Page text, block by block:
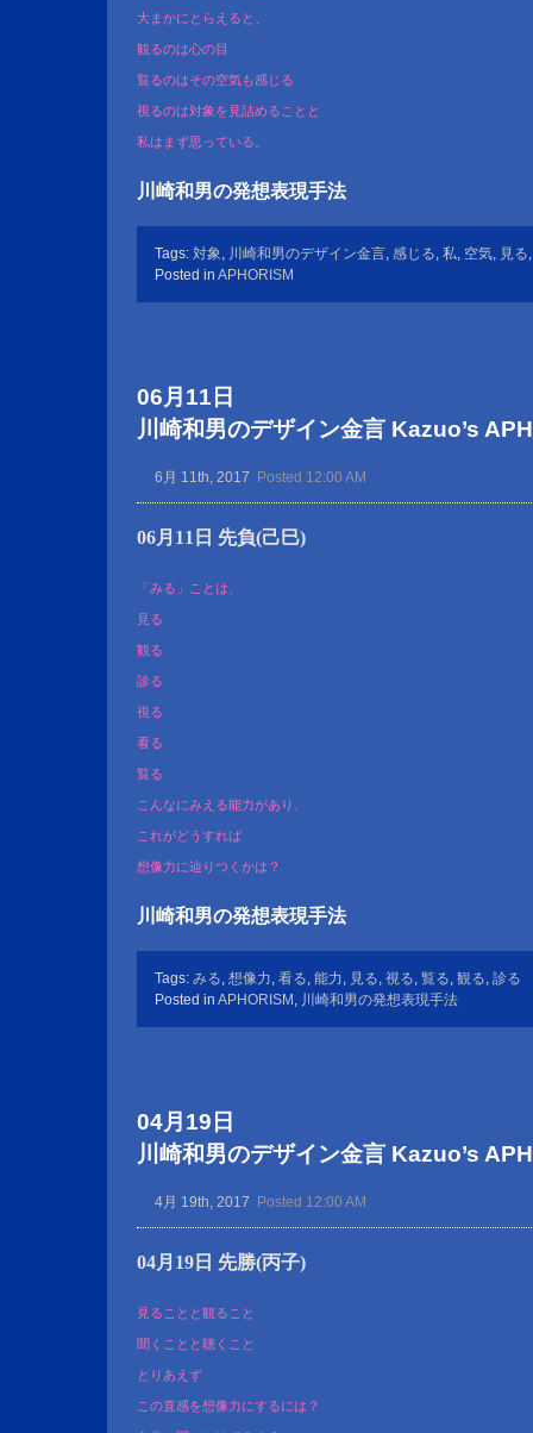
大まかにとらえると、
観るのは心の目
覧るのはその空気も感じる
視るのは対象を見詰めることと
私はまず思っている。
川崎和男の発想表現手法
Tags: 対象, 川崎和男のデザイン金言, 感じる, 私, 空気, 見る
Posted in APHORISM
06月11日
川崎和男のデザイン金言 Kazuo’s
6月 11th, 2017 Posted 12:00 AM
06月11日 先負(己巳)
「みる」ことは、
見る
観る
診る
視る
看る
覧る
こんなにみえる能力があり、
これがどうすれば
想像力に辿りつくかは？
川崎和男の発想表現手法
Tags: みる, 想像力, 看る, 能力, 見る, 視る, 覧る, 観る, 診る
Posted in APHORISM , 川崎和男の発想表現手法
04月19日
川崎和男のデザイン金言 Kazuo’s
4月 19th, 2017 Posted 12:00 AM
04月19日 先勝(丙子)
見ることと観ること
聞くことと聴くこと
とりあえず
この直感を想像力にするには？